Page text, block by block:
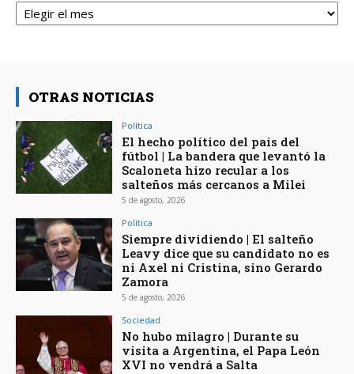
OTRAS NOTICIAS
Política
El hecho político del país del
fútbol | La bandera que levantó la
Scaloneta hizo recular a los
salteños más cercanos a Milei
5 de agosto, 2026
Política
Siempre dividiendo | El salteño
Leavy dice que su candidato no es
ni Axel ni Cristina, sino Gerardo
Zamora
5 de agosto, 2026
Sociedad
No hubo milagro | Durante su
visita a Argentina, el Papa León
XVI no vendrá a Salta